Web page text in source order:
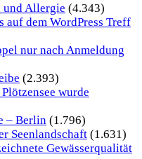
und Allergie (4.343)
auf dem WordPress Treff
nur nach Anmeldung
(2.393)
wurde
– Berlin (1.796)
Seenlandschaft (1.631)
Gewässerqualität